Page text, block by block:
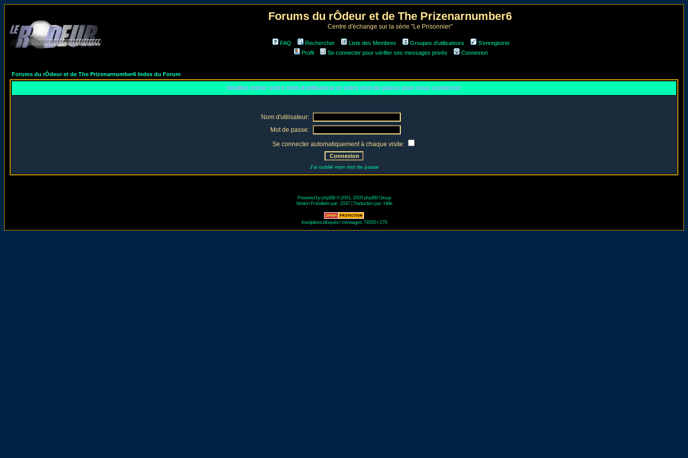
Forums du rÔdeur et de The Prizenarnumber6
Centre d'échange sur la série "Le Prisonnier"
FAQ Rechercher Liste des Membres Groupes d'utilisateurs
S'enregistrer
Profil
Se connecter pour vérifier ses messages privés Connexion
Forums du rÔdeur et de The Prizenarnumber6 Index du Forum
Veuillez entrer votre nom d'utilisateur et votre mot de passe pour vous connecter
Nom d'utilisateur:
Mot de passe:
Se connecter automatiquement à chaque visite:
J'ai oublié mon mot de passe
Powered byphpBB© 2001, 2005 phpBB Group
Version Fr réalisée par :2037 | Traduction par :Hélix
Inscriptions bloqués / messages: 74500 / 279